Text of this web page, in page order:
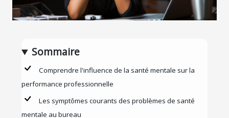
Sommaire
Comprendre l'influence de la santé mentale sur la
performance professionnelle
Les symptômes courants des problèmes de santé
mentale au bureau